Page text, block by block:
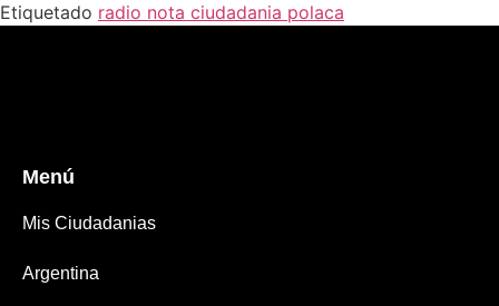
Etiquetado radio nota ciudadania polaca
Menú
Mis Ciudadanias
Argentina